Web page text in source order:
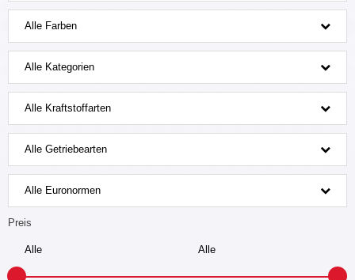
Alle Farben
Alle Kategorien
Alle Kraftstoffarten
Alle Getriebearten
Alle Euronormen
Preis